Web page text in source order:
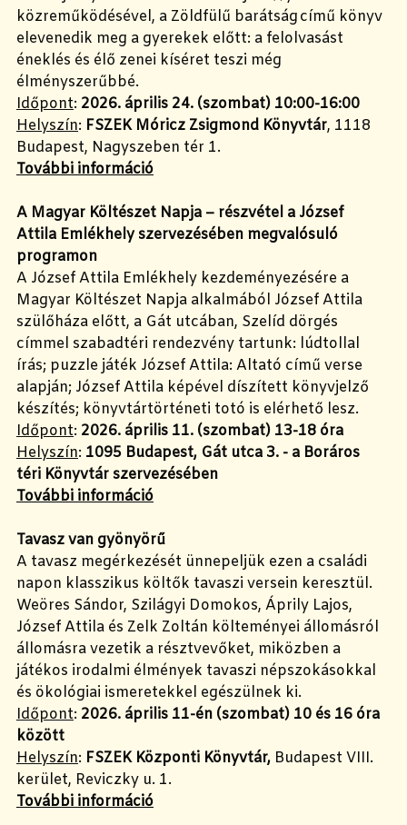
közreműködésével, a Zöldfülű barátság című könyv
elevenedik meg a gyerekek előtt: a felolvasást
éneklés és élő zenei kíséret teszi még
élményszerűbbé.
Időpont: 2026. április 24. (szombat) 10:00-16:00
Helyszín: FSZEK Móricz Zsigmond Könyvtár, 1118
Budapest, Nagyszeben tér 1.
További információ
A Magyar Költészet Napja – részvétel a József
Attila Emlékhely szervezésében megvalósuló
programon
A József Attila Emlékhely kezdeményezésére a
Magyar Költészet Napja alkalmából József Attila
szülőháza előtt, a Gát utcában, Szelíd dörgés
címmel szabadtéri rendezvény tartunk: lúdtollal
írás; puzzle játék József Attila: Altató című verse
alapján; József Attila képével díszített könyvjelző
készítés; könyvtártörténeti totó is elérhető lesz.
Időpont: 2026. április 11. (szombat) 13-18 óra
Helyszín: 1095 Budapest, Gát utca 3. - a Boráros
téri Könyvtár szervezésében
További információ
Tavasz van gyönyörű
A tavasz megérkezését ünnepeljük ezen a családi
napon klasszikus költők tavaszi versein keresztül.
Weöres Sándor, Szilágyi Domokos, Áprily Lajos,
József Attila és Zelk Zoltán költeményei állomásról
állomásra vezetik a résztvevőket, miközben a
játékos irodalmi élmények tavaszi népszokásokkal
és ökológiai ismeretekkel egészülnek ki.
Időpont: 2026. április 11-én (szombat) 10 és 16 óra
között
Helyszín: FSZEK Központi Könyvtár, Budapest VIII.
kerület, Reviczky u. 1.
További információ